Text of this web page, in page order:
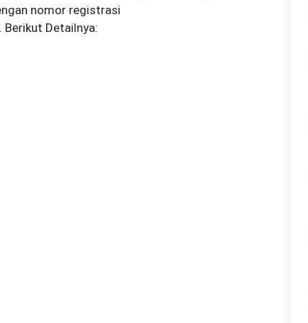
nomor registrasi
Detailnya: